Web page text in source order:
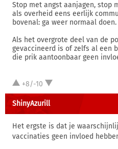
Stop met angst aanjagen, stop
als overheid eens eerlijk
bovenal: ga weer normaal doen.
Als het overgrote deel van de
gevaccineerd is of zelfs al een
die prik aantoonbaar geen
+8/-10
ShinyAzurill
Het ergste is dat je
vaccinaties geen invloed